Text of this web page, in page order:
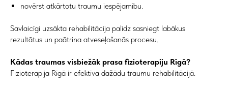
novērst atkārtotu traumu iespējamību.
Savlaicīgi uzsākta rehabilitācija palīdz sasniegt labākus
rezultātus un paātrina atveseļošanās procesu.
Kādas traumas visbiežāk prasa fizioterapiju Rīgā?
Fizioterapija Rīgā ir efektīva dažādu traumu rehabilitācijā.